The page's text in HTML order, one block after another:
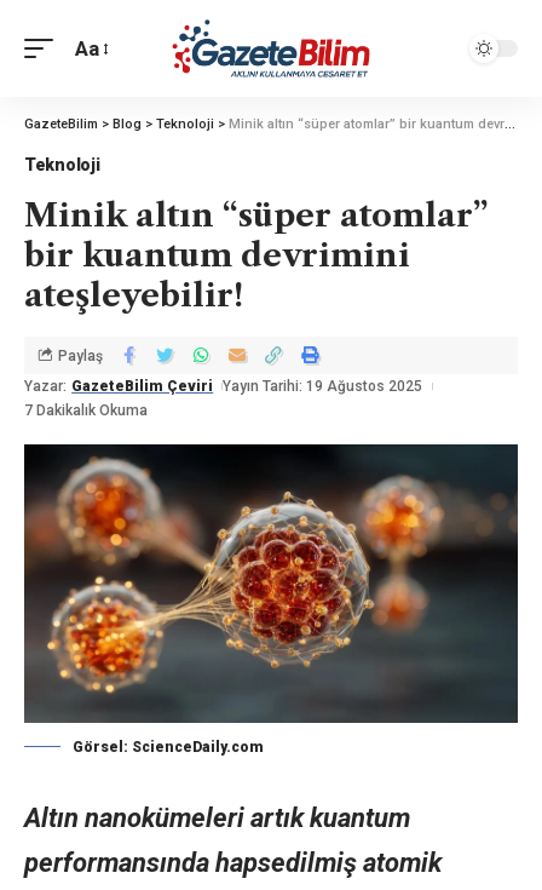
Aa
GazeteBilim > Blog > Teknoloji > Minik altın “süper atomlar” bir kuantum devrimini ateşleyebilir!
Teknoloji
Minik altın “süper atomlar”
bir kuantum devrimini
ateşleyebilir!
Yazar: GazeteBilim Çeviri
Yayın Tarihi: 19 Ağustos 2025
7 Dakikalık Okuma
Paylaş
Görsel: ScienceDaily.com
Altın nanokümeleri artık kuantum
performansında hapsedilmiş atomik